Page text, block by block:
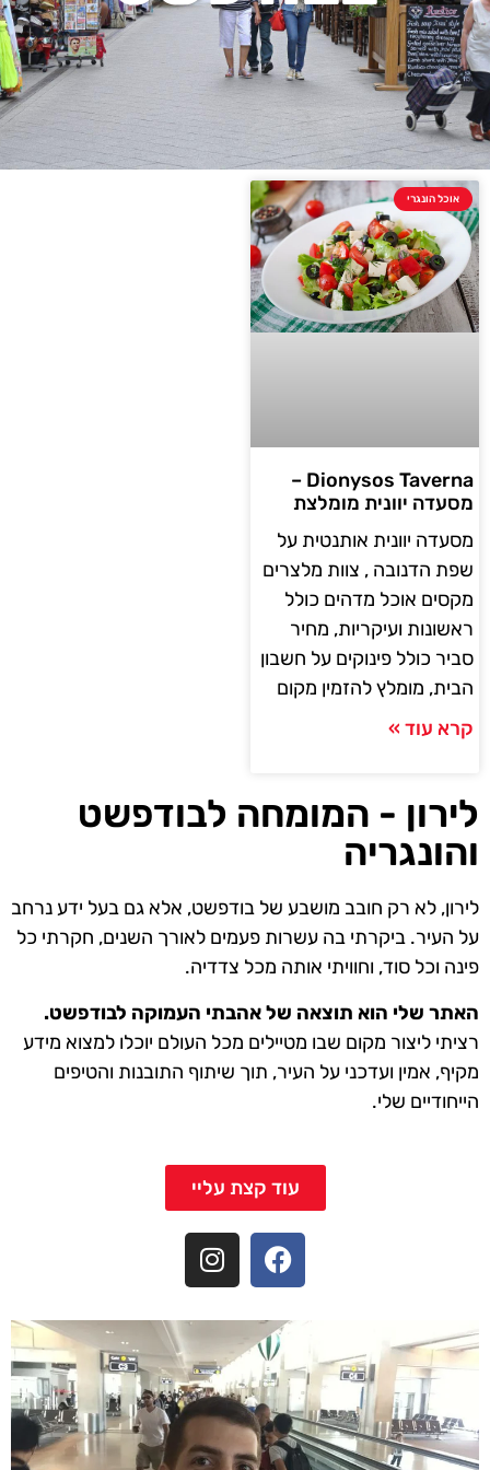
אוכל הונגרי
Dionysos Taverna –
מסעדה יוונית מומלצת
מסעדה יוונית אותנטית על
שפת הדנובה , צוות מלצרים
מקסים אוכל מדהים כולל
ראשונות ועיקריות, מחיר
סביר כולל פינוקים על חשבון
הבית, מומלץ להזמין מקום
קרא עוד »
לירון - המומחה לבודפשט
והונגריה
לירון, לא רק חובב מושבע של בודפשט, אלא גם בעל ידע נרחב
על העיר. ביקרתי בה עשרות פעמים לאורך השנים, חקרתי כל
פינה וכל סוד, וחוויתי אותה מכל צדדיה.
האתר שלי הוא תוצאה של אהבתי העמוקה לבודפשט.
רציתי ליצור מקום שבו מטיילים מכל העולם יוכלו למצוא מידע
מקיף, אמין ועדכני על העיר, תוך שיתוף התובנות והטיפים
הייחודיים שלי.
עוד קצת עליי